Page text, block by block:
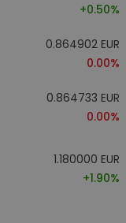
+0.50%
0.864902 EUR
0.00%
0.864733 EUR
0.00%
1.180000 EUR
+1.90%